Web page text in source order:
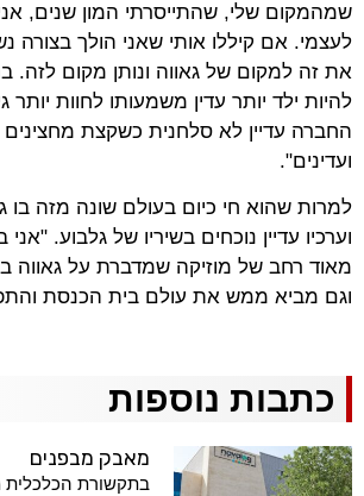
שמהמקום שלי, שהתייסרתי המון שנים,
לעצמי. אם קיללו אותי שאני הולך בצורה
את זה למקום של גאווה ונותן מקום לזה.
להיות ילד יותר עדין משמעותו לחוות יותר
החברה עדיין לא סלחנית כשקצת מחצינים
ועדינים".
למרות שהוא חי כיום בעולם שונה מזה בו
וערכיו עדיין נוכחים בשיריו של גלבוע.
מאוד רחב של מוזיקה שמדברת על גאווה
וגם מביא ממש את עולם בית הכנסת
כתבות נוספות
מאבק מבפנים
בתקשורת הכלכלית